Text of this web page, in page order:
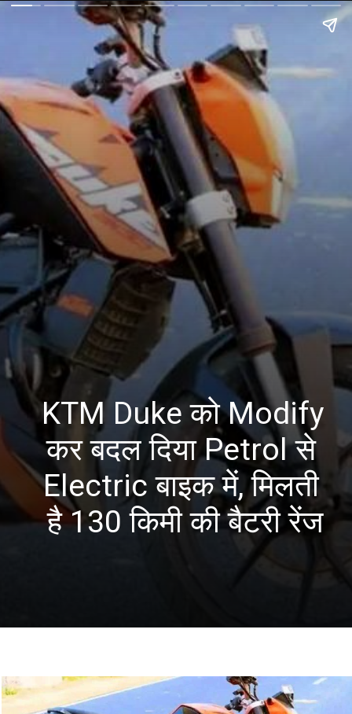
KTM Duke को Modify
कर बदल दिया Petrol से
Electric बाइक में, मिलती
है 130 किमी की बैटरी रेंज